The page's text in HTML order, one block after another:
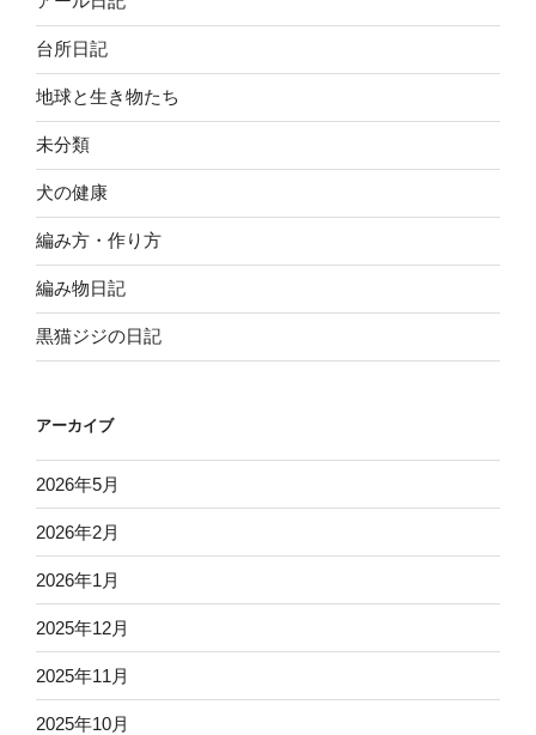
台所日記
地球と生き物たち
未分類
犬の健康
編み方・作り方
編み物日記
黒猫ジジの日記
アーカイブ
2026年5月
2026年2月
2026年1月
2025年12月
2025年11月
2025年10月